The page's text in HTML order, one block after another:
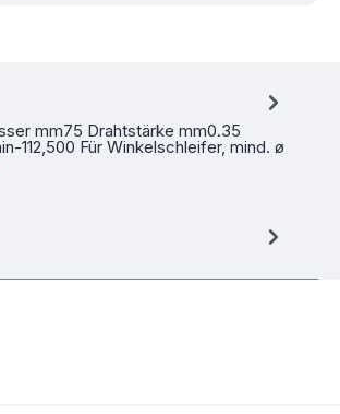
mm75 Drahtstärke mm0.35
112,500 Für Winkelschleifer, mind. ø